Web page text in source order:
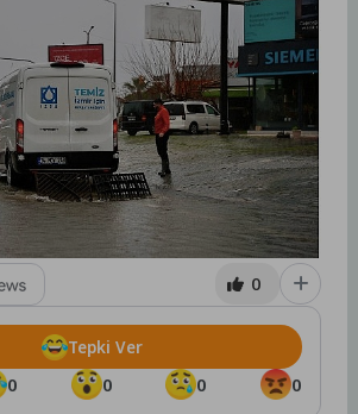
0
0 0 0 0
Tepki Ver